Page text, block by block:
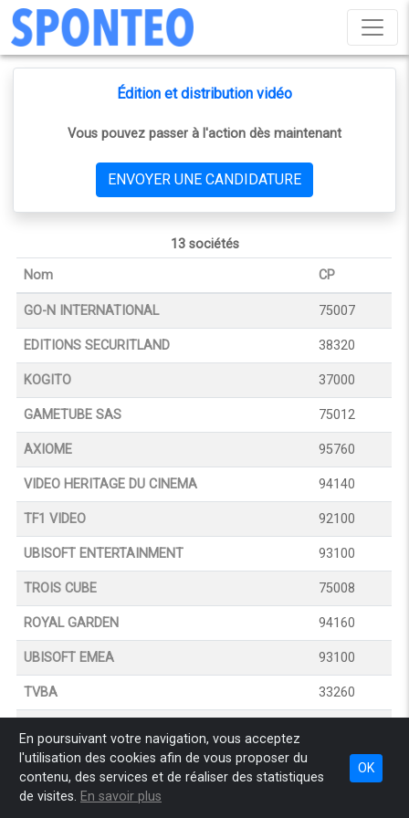
Édition et distribution vidéo
Vous pouvez passer à l'action dès maintenant
ENVOYER UNE CANDIDATURE
13 sociétés
Nom
CP
GO-N INTERNATIONAL 75007
EDITIONS SECURITLAND 38320
KOGITO 37000
GAMETUBE SAS 75012
AXIOME 95760
VIDEO HERITAGE DU CINEMA 94140
TF1 VIDEO 92100
UBISOFT ENTERTAINMENT 93100
TROIS CUBE 75008
ROYAL GARDEN 94160
UBISOFT EMEA 93100
TVBA 33260
Page de résultats:
En poursuivant votre navigation, vous acceptez
l'utilisation des cookies afin de vous proposer du
contenu, des services et de réaliser des statistiques
de visites. En savoir plus
OK